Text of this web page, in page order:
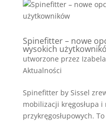
Spinefitter – nowe
wysokich
utworzone przez
Aktualności
Spinefitter by Sissel
mobilizacji kręgosłupa
przykręgosłupowych.